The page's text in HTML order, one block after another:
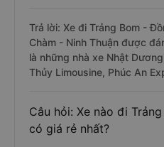
Trả lời: Xe đi Trảng Bom -
Chàm - Ninh Thuận được
là những nhà xe Nhật
Thủy Limousine, Phúc An
Câu hỏi: Xe nào đi
có giá rẻ nhất?